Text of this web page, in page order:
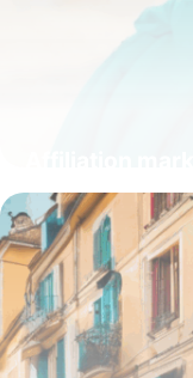
stratégie
15 juin 2026